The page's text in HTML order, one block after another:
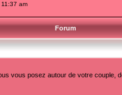
am
Forum
vous posez autour de votre